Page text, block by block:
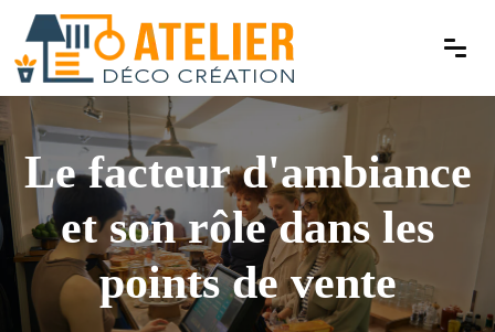
Le facteur d'ambiance
et son rôle dans les
points de vente